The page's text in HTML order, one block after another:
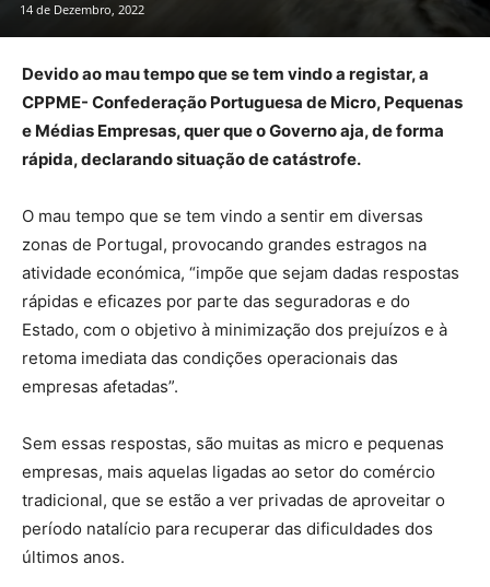
14 de Dezembro, 2022
Devido ao mau tempo que se tem vindo a registar, a
CPPME- Confederação Portuguesa de Micro, Pequenas
e Médias Empresas, quer que o Governo aja, de forma
rápida, declarando situação de catástrofe.
O mau tempo que se tem vindo a sentir em diversas
zonas de Portugal, provocando grandes estragos na
atividade económica, “impõe que sejam dadas respostas
rápidas e eficazes por parte das seguradoras e do
Estado, com o objetivo à minimização dos prejuízos e à
retoma imediata das condições operacionais das
empresas afetadas”.
Sem essas respostas, são muitas as micro e pequenas
empresas, mais aquelas ligadas ao setor do comércio
tradicional, que se estão a ver privadas de aproveitar o
período natalício para recuperar das dificuldades dos
últimos anos.